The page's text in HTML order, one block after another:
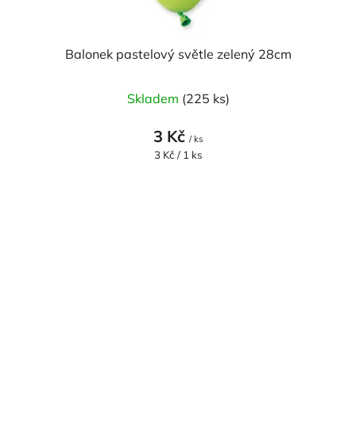
Balonek pastelový světle zelený 28cm
Skladem (225 ks)
3 Kč / ks
Měrná
3 Kč / 1 ks